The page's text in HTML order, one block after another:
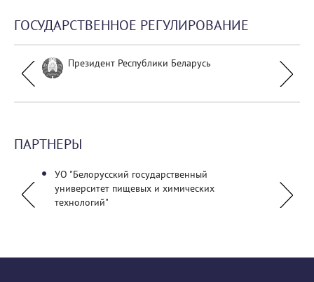
ГОСУДАРСТВЕННОЕ РЕГУЛИРОВАНИЕ
Президент Республики Беларусь
ПАРТНЕРЫ
УО "Белорусский государственный
университет пищевых и химических
технологий"